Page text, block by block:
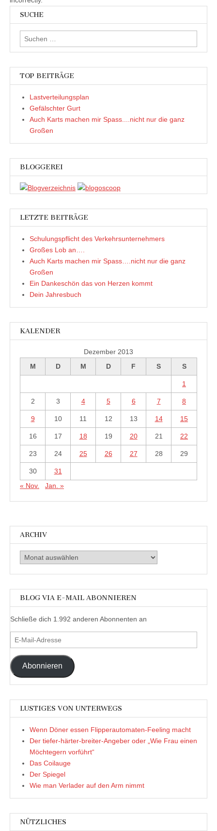
SUCHE
Suchen
nach:
TOP BEITRÄGE
Lastverteilungsplan
Gefälschter Gurt
Auch Karts machen mir Spass....nicht nur die ganz
Großen
BLOGGEREI
LETZTE BEITRÄGE
Schulungspflicht des Verkehrsunternehmers
Großes Lob an….
Auch Karts machen mir Spass….nicht nur die ganz
Großen
Ein Dankeschön das von Herzen kommt
Dein Jahresbuch
KALENDER
Dezember 2013
M
D M D F S S
1
2 3 4 5 6 7 8
9 10 11 12 13 14 15
16 17 18 19 20 21 22
23 24 25 26 27 28 29
30
31
« Nov.
Jan. »
ARCHIV
Archiv
BLOG VIA E-MAIL ABONNIEREN
Schließe dich 1.992 anderen Abonnenten an
E-
Mail-
Adresse
Abonnieren
LUSTIGES VON UNTERWEGS
Wenn Döner essen Flipperautomaten-Feeling macht
Der tiefer-härter-breiter-Angeber oder „Wie Frau einen
Möchtegern vorführt“
Das Coilauge
Der Spiegel
Wie man Verlader auf den Arm nimmt
NÜTZLICHES